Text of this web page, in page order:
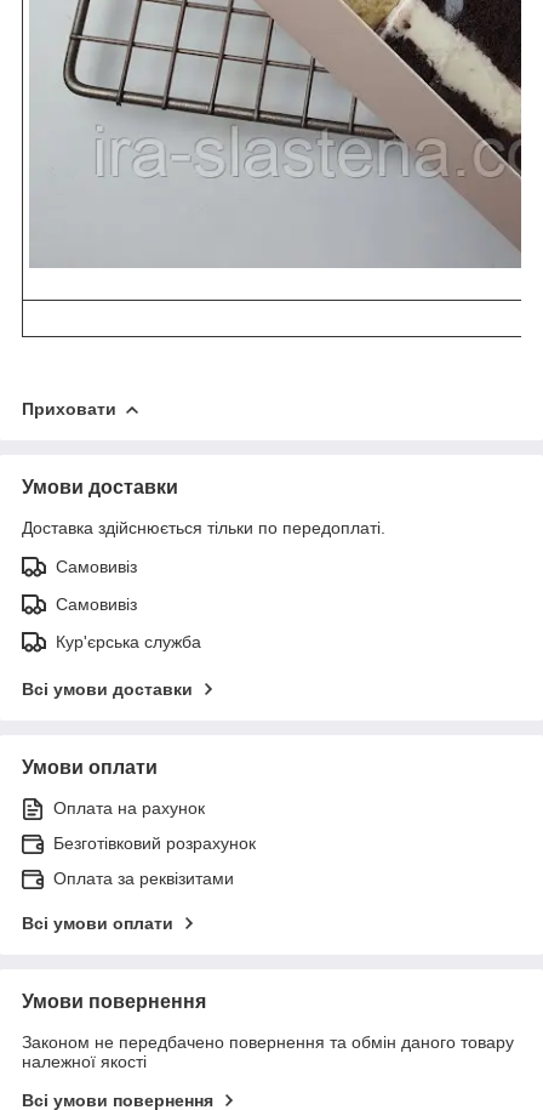
Приховати
Умови доставки
Доставка здійснюється тільки по передоплаті.
Самовивіз
Самовивіз
Кур'єрська служба
Всі умови доставки
Умови оплати
Оплата на рахунок
Безготівковий розрахунок
Оплата за реквізитами
Всі умови оплати
Умови повернення
Законом не передбачено повернення та обмін даного товару
належної якості
Всі умови повернення